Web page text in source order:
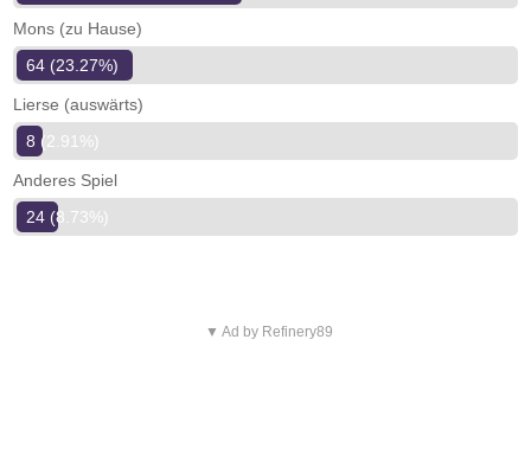
Mons (zu Hause)
64 (23.27%)
Lierse (auswärts)
8 (2.91%)
Anderes Spiel
24 (8.73%)
▼ Ad by Refinery89